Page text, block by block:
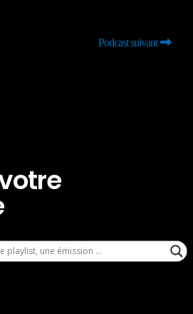
Podcast suivant